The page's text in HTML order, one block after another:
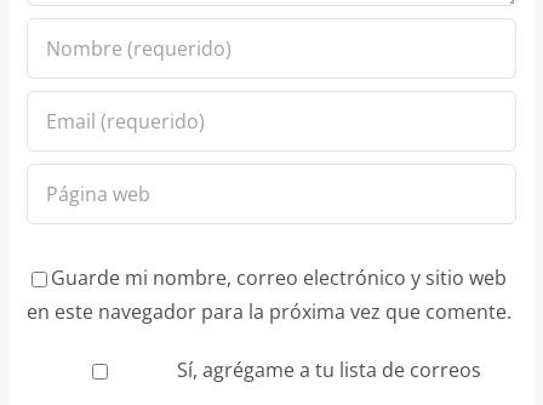
Guarde mi nombre, correo electrónico y sitio web
en este navegador para la próxima vez que comente.
Sí, agrégame a tu lista de correos